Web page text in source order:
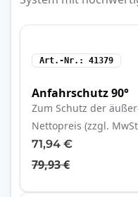
Art.-Nr. 41379
Anfahrschutz 90°
Zum Schutz der
Nettopreis (zzgl.
71,94 €
79,93 €